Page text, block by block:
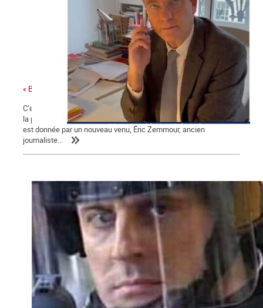
« Bonjour Jean-Luc, c’est Arnaud Montebourg »
C’est une campagne présidentielle encore plus nauséabonde que
la précédente. Une campagne « à droite toute » dont la mesure
est donnée par un nouveau venu, Éric Zemmour, ancien
journaliste...